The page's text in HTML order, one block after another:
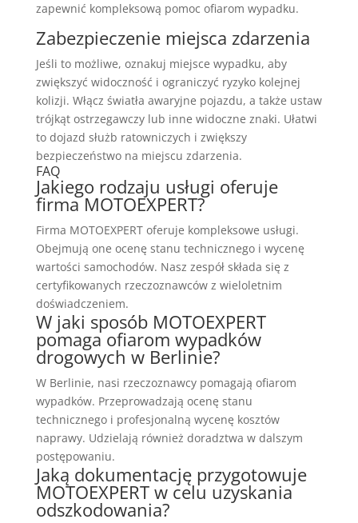
zapewnić kompleksową pomoc ofiarom wypadku.
Zabezpieczenie miejsca zdarzenia
Jeśli to możliwe, oznakuj miejsce wypadku, aby
zwiększyć widoczność i ograniczyć ryzyko kolejnej
kolizji. Włącz światła awaryjne pojazdu, a także ustaw
trójkąt ostrzegawczy lub inne widoczne znaki. Ułatwi
to dojazd służb ratowniczych i zwiększy
bezpieczeństwo na miejscu zdarzenia.
FAQ
Jakiego rodzaju usługi oferuje
firma MOTOEXPERT?
Firma MOTOEXPERT oferuje kompleksowe usługi.
Obejmują one ocenę stanu technicznego i wycenę
wartości samochodów. Nasz zespół składa się z
certyfikowanych rzeczoznawców z wieloletnim
doświadczeniem.
W jaki sposób MOTOEXPERT
pomaga ofiarom wypadków
drogowych w Berlinie?
W Berlinie, nasi rzeczoznawcy pomagają ofiarom
wypadków. Przeprowadzają ocenę stanu
technicznego i profesjonalną wycenę kosztów
naprawy. Udzielają również doradztwa w dalszym
postępowaniu.
Jaką dokumentację przygotowuje
MOTOEXPERT w celu uzyskania
odszkodowania?